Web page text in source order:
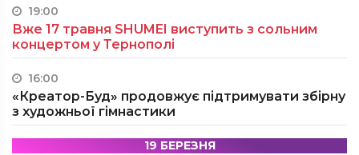
19:00
Вже 17 травня SHUMEI виступить з сольним
концертом у Тернополі
16:00
«Креатор-Буд» продовжує підтримувати збірну
з художньої гімнастики
19 БЕРЕЗНЯ